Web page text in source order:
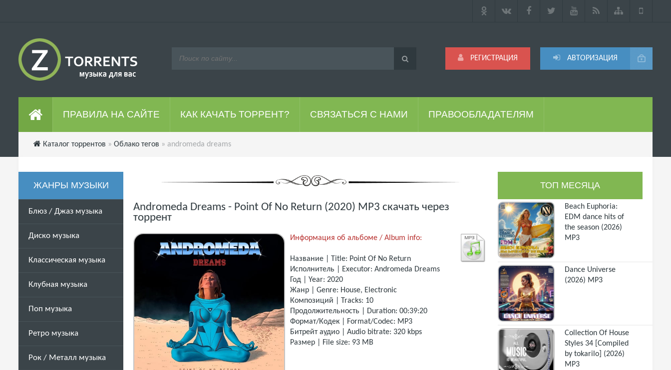
АВТОРИЗАЦИЯ
РЕГИСТРАЦИЯ
ПРАВИЛА НА САЙТЕ КАК КАЧАТЬ ТОРРЕНТ? СВЯЗАТЬСЯ С НАМИ ПРАВООБЛАДАТЕЛЯМ
Каталог торрентов » Облако тегов » andromeda dreams
ЖАНРЫ МУЗЫКИ
Блюз / Джаз музыка
Диско музыка
Классическая музыка
Клубная музыка
Поп музыка
Ретро музыка
Рок / Металл музыка
Andromeda Dreams - Point Of No Return (2020) MP3 скачать через
торрент
Информация об альбоме / Album info:
Название | Title: Point Of No Return
Исполнитель | Executor: Andromeda Dreams
Год | Year: 2020
Жанр | Genre: House, Electronic
Композиций | Tracks: 10
Продолжительность | Duration: 00:39:20
Формат/Кодек | Format/Codec: MP3
Битрейт аудио | Audio bitrate: 320 kbps
Размер | File size: 93 MB
ТОП МЕСЯЦА
Beach Euphoria:
EDM dance hits of
the season (2026)
MP3
Dance Universe
(2026) MP3
Collection Of House
Styles 34 [Compiled
by tokarilo] (2026)
MP3